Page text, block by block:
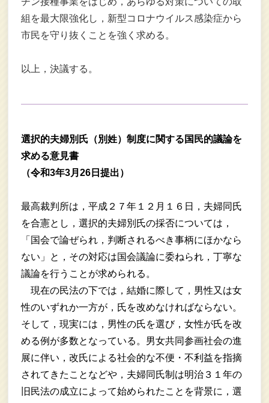
組を最大限強化し，新型コロナウイルス感染症から
市民を守り抜くことを強く求める。
以上，決議する。
選択的夫婦別氏（別姓）制度に関する国民的議論を
求める意見書
（令和3年3月26日提出）
最高裁判所は，平成２７年１２月１６日，夫婦同氏
を合憲とし，選択的夫婦別氏の採否については，
「国会で論ぜられ，判断されるべき事柄にほかなら
ない」と，その対応は国会議論に委ねられ，丁寧な
議論を行うことが求められる。
現在の民法の下では，結婚に際して，男性又は女
性のいずれか一方が，氏を改めなければならない。
そして，現実には，男性の氏を選び，女性が氏を改
める例が多数となっている。男女共同参画社会の進
展に伴い，改氏による社会的な不便・不利益を指摘
されてきたことなどや，夫婦同氏制は明治３１年の
旧民法の成立によって始められたことを背景に，選